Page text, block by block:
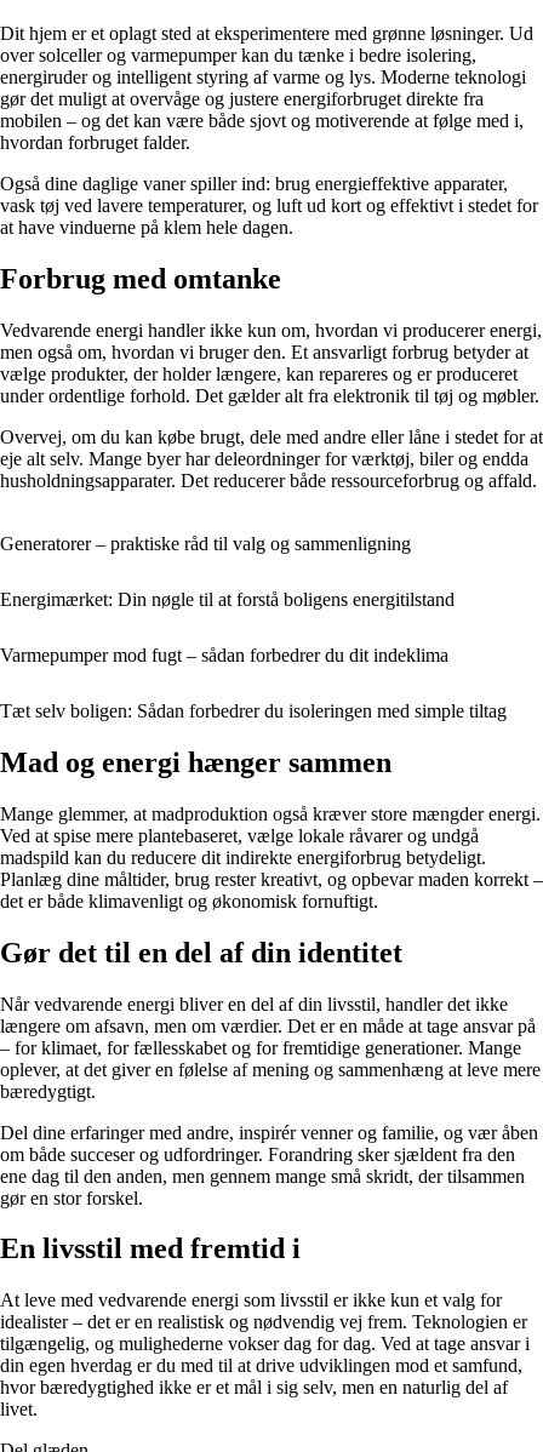
Dit hjem er et oplagt sted at eksperimentere med grønne løsninger. Ud
over solceller og varmepumper kan du tænke i bedre isolering,
energiruder og intelligent styring af varme og lys. Moderne teknologi
gør det muligt at overvåge og justere energiforbruget direkte fra
mobilen – og det kan være både sjovt og motiverende at følge med i,
hvordan forbruget falder.
Også dine daglige vaner spiller ind: brug energieffektive apparater,
vask tøj ved lavere temperaturer, og luft ud kort og effektivt i stedet for
at have vinduerne på klem hele dagen.
Forbrug med omtanke
Vedvarende energi handler ikke kun om, hvordan vi producerer energi,
men også om, hvordan vi bruger den. Et ansvarligt forbrug betyder at
vælge produkter, der holder længere, kan repareres og er produceret
under ordentlige forhold. Det gælder alt fra elektronik til tøj og møbler.
Overvej, om du kan købe brugt, dele med andre eller låne i stedet for at
eje alt selv. Mange byer har deleordninger for værktøj, biler og endda
husholdningsapparater. Det reducerer både ressourceforbrug og affald.
Generatorer – praktiske råd til valg og sammenligning
Energimærket: Din nøgle til at forstå boligens energitilstand
Varmepumper mod fugt – sådan forbedrer du dit indeklima
Tæt selv boligen: Sådan forbedrer du isoleringen med simple tiltag
Mad og energi hænger sammen
Mange glemmer, at madproduktion også kræver store mængder energi.
Ved at spise mere plantebaseret, vælge lokale råvarer og undgå
madspild kan du reducere dit indirekte energiforbrug betydeligt.
Planlæg dine måltider, brug rester kreativt, og opbevar maden korrekt –
det er både klimavenligt og økonomisk fornuftigt.
Gør det til en del af din identitet
Når vedvarende energi bliver en del af din livsstil, handler det ikke
længere om afsavn, men om værdier. Det er en måde at tage ansvar på
– for klimaet, for fællesskabet og for fremtidige generationer. Mange
oplever, at det giver en følelse af mening og sammenhæng at leve mere
bæredygtigt.
Del dine erfaringer med andre, inspirér venner og familie, og vær åben
om både succeser og udfordringer. Forandring sker sjældent fra den
ene dag til den anden, men gennem mange små skridt, der tilsammen
gør en stor forskel.
En livsstil med fremtid i
At leve med vedvarende energi som livsstil er ikke kun et valg for
idealister – det er en realistisk og nødvendig vej frem. Teknologien er
tilgængelig, og mulighederne vokser dag for dag. Ved at tage ansvar i
din egen hverdag er du med til at drive udviklingen mod et samfund,
hvor bæredygtighed ikke er et mål i sig selv, men en naturlig del af
livet.